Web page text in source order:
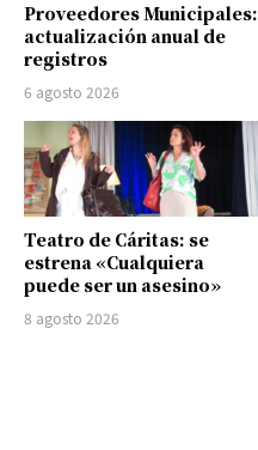
Proveedores Municipales:
actualización anual de
registros
6 agosto 2026
Teatro de Cáritas: se
estrena «Cualquiera
puede ser un asesino»
8 agosto 2026